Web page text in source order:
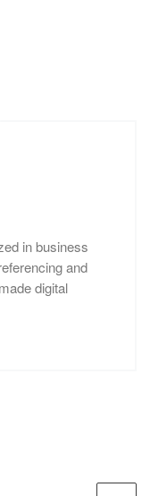
in business
and
digital